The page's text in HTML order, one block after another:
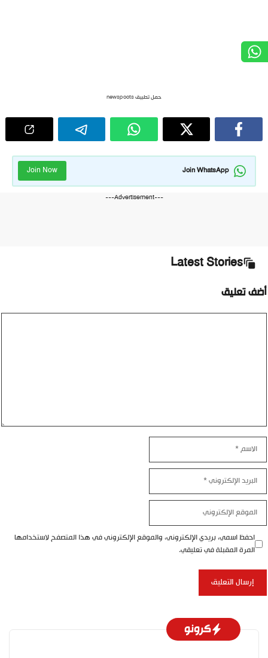
حمل تطبيق newspoots
Join WhatsApp
Join Now
---Advertisement---
Latest Stories
أضف تعليق
الإلكتروني
الإلكتروني
احفظ اسمي، بريدي الإلكتروني، والموقع الإلكتروني في هذا المتصفح لاستخدامها
المرة المقبلة في تعليقي.
كرونو